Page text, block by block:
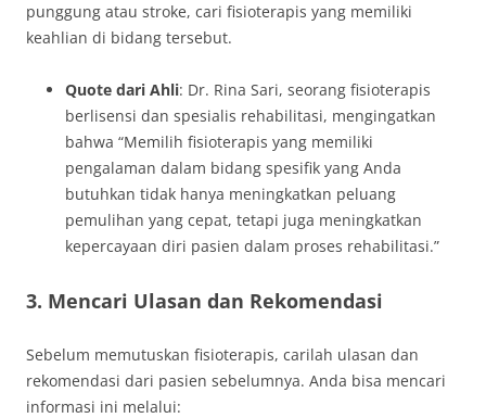
punggung atau stroke, cari fisioterapis yang memiliki
keahlian di bidang tersebut.
Quote dari Ahli: Dr. Rina Sari, seorang fisioterapis
berlisensi dan spesialis rehabilitasi, mengingatkan
bahwa “Memilih fisioterapis yang memiliki
pengalaman dalam bidang spesifik yang Anda
butuhkan tidak hanya meningkatkan peluang
pemulihan yang cepat, tetapi juga meningkatkan
kepercayaan diri pasien dalam proses rehabilitasi.”
3. Mencari Ulasan dan Rekomendasi
Sebelum memutuskan fisioterapis, carilah ulasan dan
rekomendasi dari pasien sebelumnya. Anda bisa mencari
informasi ini melalui: